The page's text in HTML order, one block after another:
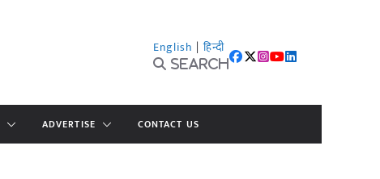
English | हिन्दी
Search
ADVERTISE CONTACT US